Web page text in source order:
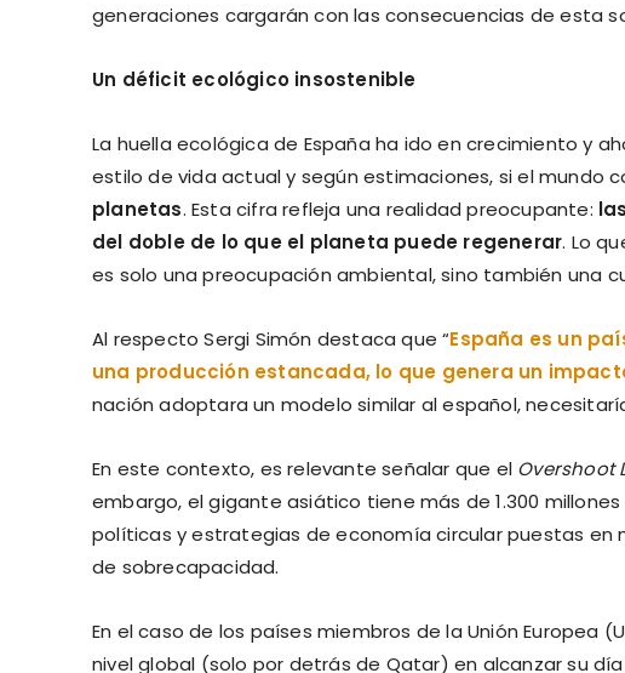
generaciones cargarán con las consecuencias de esta
Un déficit ecológico insostenible
La huella ecológica de España ha ido en crecimiento y
estilo de vida actual y según estimaciones, si el mundo
planetas. Esta cifra refleja una realidad preocupante:
del doble de lo que el planeta puede regenerar. Lo
es solo una preocupación ambiental, sino también una
Al respecto Sergi Simón destaca que “España es un
una producción estancada, lo que genera un
nación adoptara un modelo similar al español,
En este contexto, es relevante señalar que el Overshoot
embargo, el gigante asiático tiene más de 1.300
políticas y estrategias de economía circular puestas en
de sobrecapacidad.
En el caso de los países miembros de la Unión Europea
nivel global (solo por detrás de Qatar) en alcanzar su